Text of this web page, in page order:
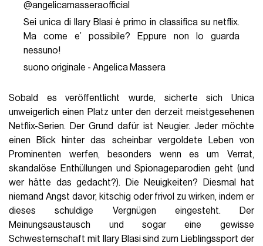
@angelicamasseraofficial
Sei unica di Ilary Blasi è primo in classifica su netflix.
Ma come e’ possibile? Eppure non lo guarda
nessuno!
suono originale - Angelica Massera
Sobald es veröffentlicht wurde, sicherte sich Unica
unweigerlich einen Platz unter den derzeit meistgesehenen
Netflix-Serien. Der Grund dafür ist Neugier. Jeder möchte
einen Blick hinter das scheinbar vergoldete Leben von
Prominenten werfen, besonders wenn es um Verrat,
skandalöse Enthüllungen und Spionageparodien geht (und
wer hätte das gedacht?). Die Neuigkeiten? Diesmal hat
niemand Angst davor, kitschig oder frivol zu wirken, indem er
dieses schuldige Vergnügen eingesteht. Der
Meinungsaustausch und sogar eine gewisse
Schwesternschaft mit Ilary Blasi sind zum Lieblingssport der